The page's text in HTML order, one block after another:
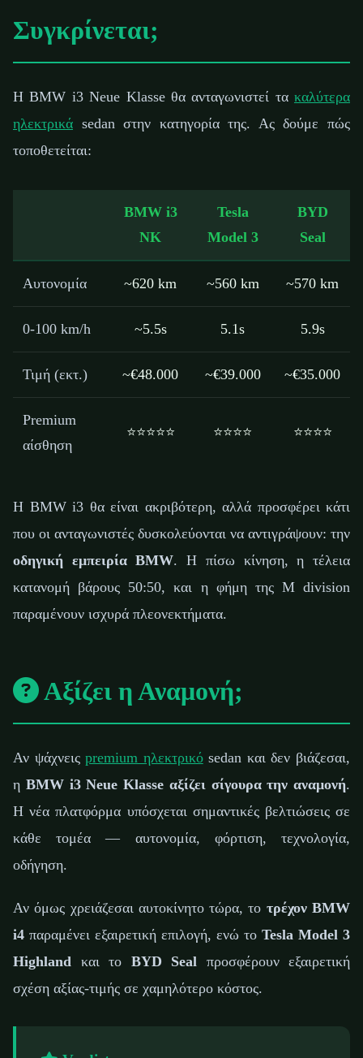
Συγκρίνεται;
Η BMW i3 Neue Klasse θα ανταγωνιστεί τα καλύτερα
ηλεκτρικά sedan στην κατηγορία της. Ας δούμε πώς
τοποθετείται:
BMW i3
NK
Tesla
Model 3
BYD
Seal
Αυτονομία ~620 km ~560 km ~570 km
0-100 km/h ~5.5s 5.1s 5.9s
Τιμή (εκτ.) ~€48.000 ~€39.000 ~€35.000
Premium
αίσθηση
⭐⭐⭐⭐⭐ ⭐⭐⭐⭐ ⭐⭐⭐⭐
Η BMW i3 θα είναι ακριβότερη, αλλά προσφέρει κάτι
που οι ανταγωνιστές δυσκολεύονται να αντιγράψουν: την
οδηγική εμπειρία BMW. Η πίσω κίνηση, η τέλεια
κατανομή βάρους 50:50, και η φήμη της Μ division
παραμένουν ισχυρά πλεονεκτήματα.
Αξίζει η Αναμονή;
Αν ψάχνειςpremium ηλεκτρικόsedan και δεν βιάζεσαι,
η BMW i3 Neue Klasse αξίζει σίγουρα την αναμονή.
Η νέα πλατφόρμα υπόσχεται σημαντικές βελτιώσεις σε
κάθε τομέα — αυτονομία, φόρτιση, τεχνολογία,
οδήγηση.
Αν όμως χρειάζεσαι αυτοκίνητο τώρα, το τρέχον BMW
i4 παραμένει εξαιρετική επιλογή, ενώ το Tesla Model 3
Highland και το BYD Seal προσφέρουν εξαιρετική
σχέση αξίας-τιμής σε χαμηλότερο κόστος.